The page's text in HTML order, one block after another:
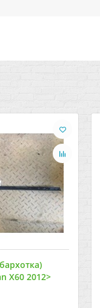
X60 2012>